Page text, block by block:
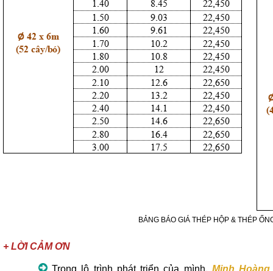
BẢNG BÁO GIÁ THÉP HỘP & THÉP
+ LỜI CẢM ƠN
Trong lộ trình phát triển của mình, Minh Hoàng